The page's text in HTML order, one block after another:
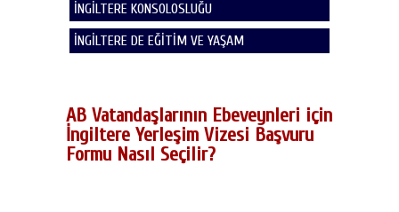
İNGİLTERE KONSOLOSLUĞU
İNGİLTERE DE EĞİTİM VE YAŞAM
AB Vatandaşlarının Ebeveynleri için
İngiltere Yerleşim Vizesi Başvuru
Formu Nasıl Seçilir?